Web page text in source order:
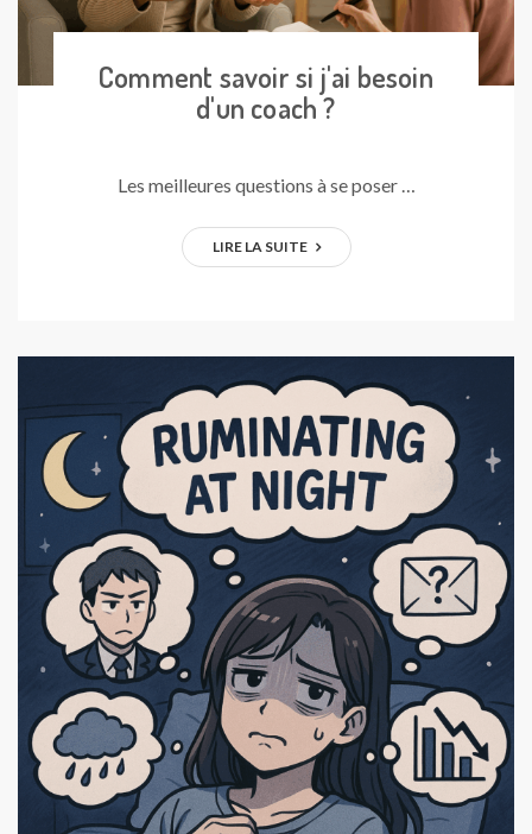
Comment savoir si j'ai besoin
d'un coach ?
Les meilleures questions à se poser …
LIRE LA SUITE